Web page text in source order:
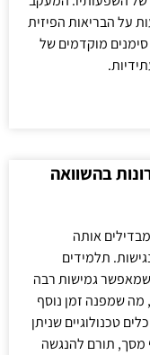
על הבריאות הפיזית
מוקדמים של
בהשוואה
אותה
תלמידים
שמאפשר גמישות רבה
מה שמפנה זמן נוסף
טכנולוגיים שניתן
מסך, תורם להנגשה